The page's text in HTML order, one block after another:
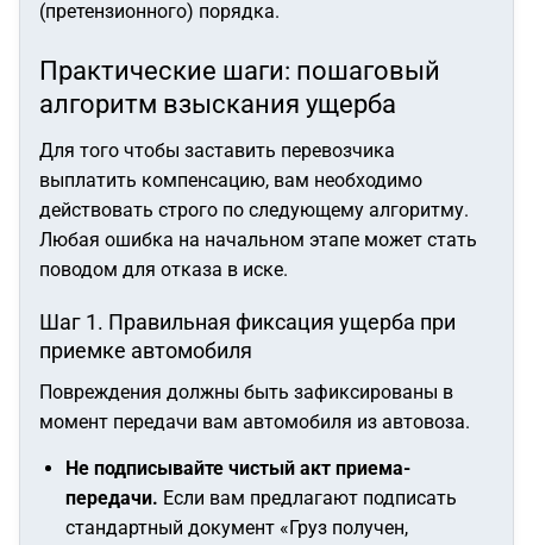
(претензионного) порядка.
Практические шаги: пошаговый
алгоритм взыскания ущерба
Для того чтобы заставить перевозчика
выплатить компенсацию, вам необходимо
действовать строго по следующему алгоритму.
Любая ошибка на начальном этапе может стать
поводом для отказа в иске.
Шаг 1. Правильная фиксация ущерба при
приемке автомобиля
Повреждения должны быть зафиксированы в
момент передачи вам автомобиля из автовоза.
Не подписывайте чистый акт приема-
передачи. Если вам предлагают подписать
стандартный документ «Груз получен,